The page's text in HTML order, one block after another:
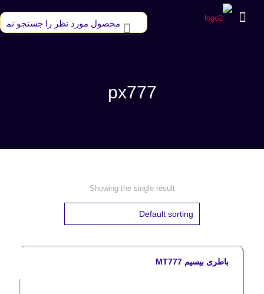
px777
Showing the single result
باطری بیسیم MT777